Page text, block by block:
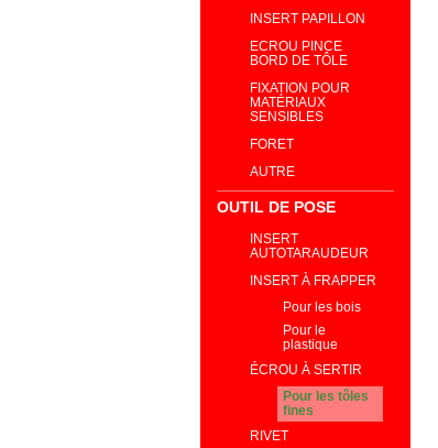
INSERT PAPILLON
ECROU PINCE
BORD DE TÔLE
FIXATION POUR
MATÉRIAUX
SENSIBLES
FORET
AUTRE
OUTIL DE POSE
INSERT
AUTOTARAUDEUR
INSERT À FRAPPER
Pour les bois
Pour le
plastique
ÉCROU À SERTIR
Pour les tôles
fines
RIVET